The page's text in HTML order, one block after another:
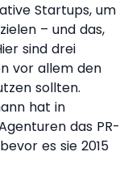
Startups, um
– und das,
sind drei
vor allem den
sollten.
hat in
das PR-
es sie 2015